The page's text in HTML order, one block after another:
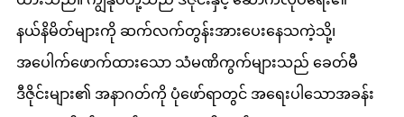
နယ်နိမိတ်များကို ဆက်လက်တွန်းအားပေးနေသကဲ့သို့၊
အပေါက်ဖောက်ထားသော သံမဏိကွက်များသည် ခေတ်မီ
ဒီဇိုင်းများ၏ အနာဂတ်ကို ပုံဖော်ရာတွင် အရေးပါသောအခန်း